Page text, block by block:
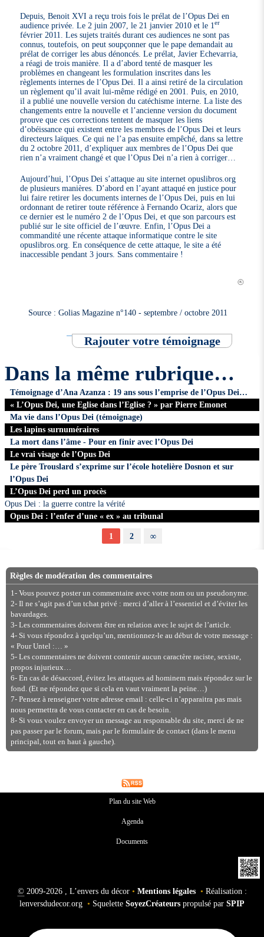
Depuis, Benoit XVI a reçu trois fois le prélat de l’Opus Dei en
audience privée. Le 2 juin 2007, le 21 janvier 2010 et le 1er
février 2011. Les sujets traités durant ces audiences ne sont pas
connus, toutefois, on peut soupçonner que le pape demandait au
prélat de corriger les abus dénoncés. Le prélat, Javier Echevarria,
a réagi de trois manière. Il a d’abord tenté de masquer les
problèmes en changeant les formulation inscrites dans les
règlements internes de l’Opus Dei. Il a ainsi retiré de la circulation
un règlement qu’il avait lui-même rédigé en 2001. Puis, en 2010,
il a publié une nouvelle version du catéchisme interne. La liste des
changements entre la nouvelle et l’ancienne version du document
prouve que ces corrections tentent de masquer les liens
d’obéissance qui existent entre les membres de l’Opus Dei et leurs
directeurs laïques. Ce qui ne l’a pas ensuite empêché, dans sa lettre
du 2 octobre 2011, d’expliquer aux membres de l’Opus Dei que
rien n’a vraiment changé et que l’Opus Dei n’a rien à corriger…
Aujourd’hui, l’Opus Dei s’attaque au site internet opuslibros.org
de plusieurs manières. D’abord en l’ayant attaqué en justice pour
lui faire retirer les documents internes de l’Opus Dei, puis en lui
ordonnant de retirer toute référence à Fernando Ocariz, alors que
ce dernier est le numéro 2 de l’Opus Dei, et que son parcours est
publié sur le site officiel de l’œuvre. Enfin, l’Opus Dei a
commandité une récente attaque informatique contre le site
opuslibros.org. En conséquence de cette attaque, le site a été
inaccessible pendant 3 jours. Sans commentaire !
Source : Golias Magazine n°140 - septembre / octobre 2011
Rajouter votre témoignage
Dans la même rubrique…
Témoignage d’Ana Azanza : 19 ans sous l’emprise de l’Opus Dei…
« L’Opus Dei, une Eglise dans l’Eglise ? » par Pierre Emonet
Ma vie dans l’Opus Dei (témoignage)
Les lapins surnuméraires
La mort dans l’âme - Pour en finir avec l’Opus Dei
Le vrai visage de l’Opus Dei
Le père Trouslard s’exprime sur l’école hotelière Dosnon et sur
l’Opus Dei
L’Opus Dei perd un procès
Opus Dei : la guerre contre la vérité
Opus Dei : l’enfer d’une « ex » au tribunal
1 2 ∞
Règles de modération des commentaires
1- Vous pouvez poster un commentaire avec votre nom ou un pseudonyme.
2- Il ne s’agit pas d’un tchat privé : merci d’aller à l’essentiel et d’éviter les
bavardages.
3- Les commentaires doivent être en relation avec le sujet de l’article.
4- Si vous répondez à quelqu’un, mentionnez-le au début de votre message :
« Pour Untel :… »
5- Les commentaires ne doivent contenir aucun caractère raciste, sexiste,
propos injurieux…
6- En cas de désaccord, évitez les attaques ad hominem mais répondez sur le
fond. (Et ne répondez que si cela en vaut vraiment la peine…)
7- Pensez à renseigner votre adresse email : celle-ci n’apparaitra pas mais
nous permettra de vous contacter en cas de besoin.
8- Si vous voulez envoyer un message au responsable du site, merci de ne
pas passer par le forum, mais par le formulaire de contact (dans le menu
principal, tout en haut à gauche).
Plan du site Web
Agenda
Documents
©2009-2026 , L’envers du décor • Mentions légales • Réalisation :
lenversdudecor.org • Squelette SoyezCréateurs propulsé par SPIP